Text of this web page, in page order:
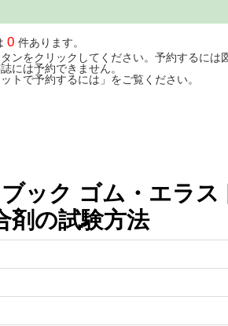
0 件あります。
ンをクリックしてください。予約するには
には予約できません。
トで予約するには」をご覧ください。
ブック ゴム・エラ
剤の試験方法